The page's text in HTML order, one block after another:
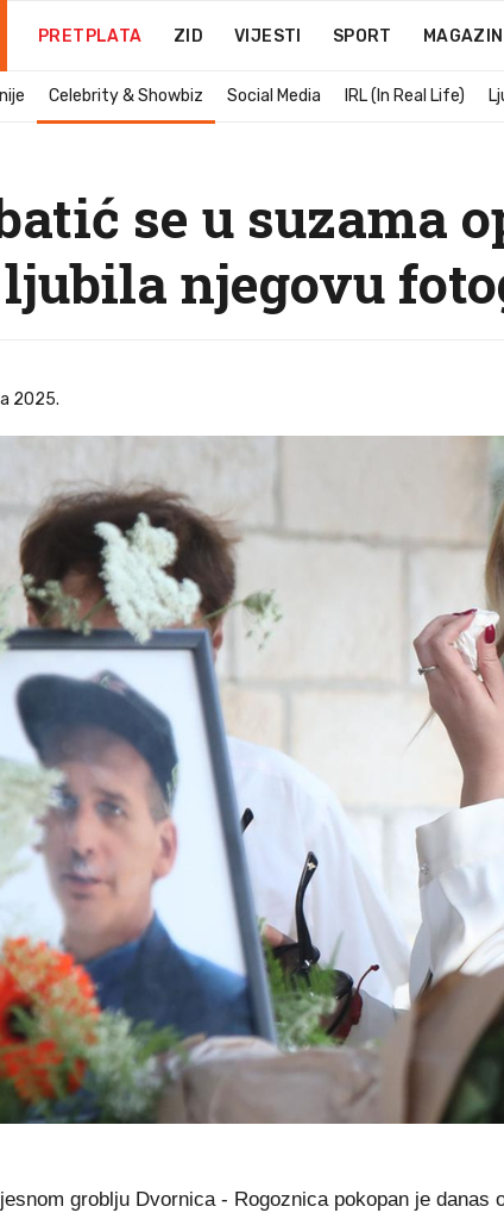
PRETPLATA ZID VIJESTI SPORT MAGAZIN
Celebrity & Showbiz Social Media IRL (In Real Life)
se u suzama
njegovu
2025.
groblju Dvornica - Rogoznica pokopan je danas